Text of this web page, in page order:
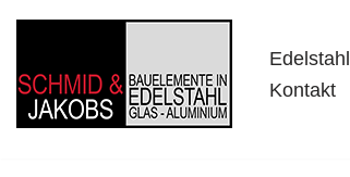
Inhalt
springen
Kontakt